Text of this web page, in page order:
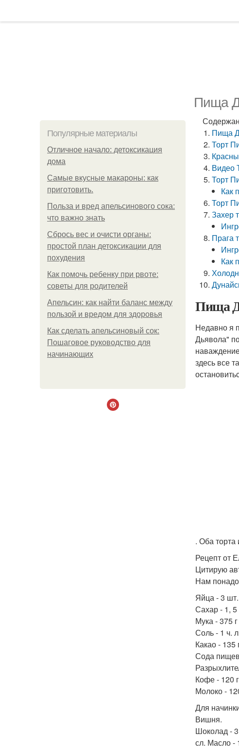
Пища
Популярные материалы
Отличное начало: детоксикация
дома
Самые вкусные макароны: как
приготовить.
Польза и вред апельсинового сока:
что важно знать
Сбрось вес и очисти органы:
простой план детоксикации для
похудения
Как помочь ребенку при рвоте:
советы для родителей
Апельсин: как найти баланс между
пользой и вредом для здоровья
Как сделать апельсиновый сок:
Пошаговое руководство для
начинающих
Пища
Торт
Видео
Торт
Как
Торт
Захер
Прага
Как
Пища
Недавно я
Дьявола"
здесь все
. Оба торта
Рецепт от
Цитирую
Нам
Яйца - 3 шт.
Сахар - 1, 5
Мука - 375
Соль - 1 ч.
Какао - 135
Сода
Кофе - 120
Молоко -
Для
Вишня.
Шоколад - 3
сл. Масло -